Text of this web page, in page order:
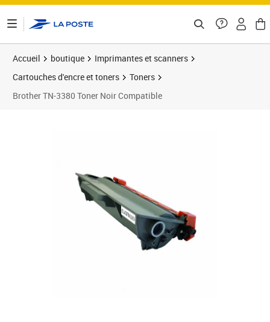
Accueil boutique
Imprimantes et scanners
Cartouches d'encre et toners
Toners
Brother TN-3380 Toner Noir Compatible